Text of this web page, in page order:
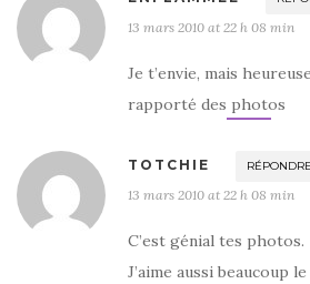
13 mars 2010 at 22 h 08 min
Je t’envie, mais
rapporté des photos
TOTCHIE RÉPONDRE
13 mars 2010 at 22 h 08 min
C’est génial tes photos.
J’aime aussi beaucoup